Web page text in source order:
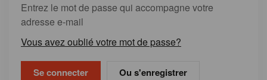
Entrez le mot de passe qui accompagne votre
adresse e-mail
Vous avez oublié votre mot de passe?
Ou s'enregistrer